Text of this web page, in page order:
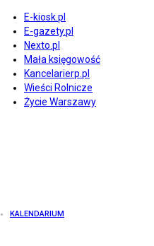
E-kiosk.pl
E-gazety.pl
Nexto.pl
Mała księgowość
Kancelarierp.pl
Wieści Rolnicze
Życie Warszawy
KALENDARIUM